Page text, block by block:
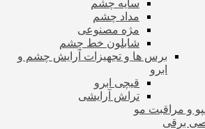
سایه چشم
مداد چشم
مژه مصنوعی
شابلون خط چشم
برس ها و تجهیزات آرایش چشم و
ابرو
قیچی ابرو
تراش آرایشی
و مراقبت مو
برقی